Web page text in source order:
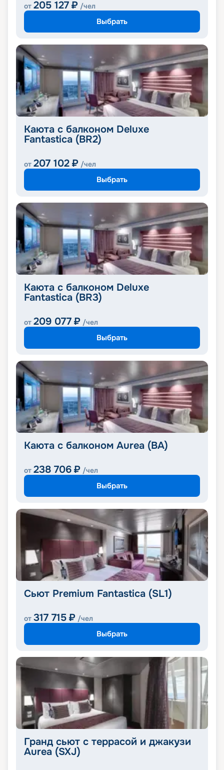
от 205 127 ₽ /чел
Выбрать
Каюта с балконом Deluxe
Fantastica (BR2)
от 207 102 ₽ /чел
Выбрать
Каюта с балконом Deluxe
Fantastica (BR3)
от 209 077 ₽ /чел
Выбрать
Каюта с балконом Aurea (BA)
от 238 706 ₽ /чел
Выбрать
Сьют Premium Fantastica (SL1)
от 317 715 ₽ /чел
Выбрать
Гранд сьют с террасой и джакузи
Aurea (SXJ)